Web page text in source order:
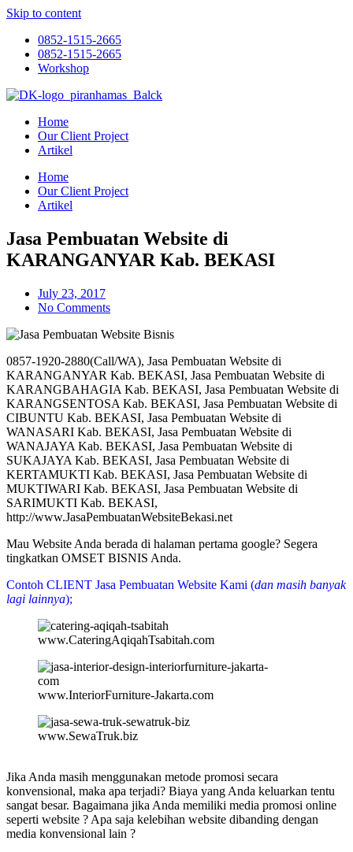
Skip to content
0852-1515-2665
0852-1515-2665
Workshop
Home
Our Client Project
Artikel
Home
Our Client Project
Artikel
Jasa Pembuatan Website di
KARANGANYAR Kab. BEKASI
July 23, 2017
No Comments
0857-1920-2880(Call/WA), Jasa Pembuatan Website di
KARANGANYAR Kab. BEKASI, Jasa Pembuatan Website di
KARANGBAHAGIA Kab. BEKASI, Jasa Pembuatan Website di
KARANGSENTOSA Kab. BEKASI, Jasa Pembuatan Website di
CIBUNTU Kab. BEKASI, Jasa Pembuatan Website di
WANASARI Kab. BEKASI, Jasa Pembuatan Website di
WANAJAYA Kab. BEKASI, Jasa Pembuatan Website di
SUKAJAYA Kab. BEKASI, Jasa Pembuatan Website di
KERTAMUKTI Kab. BEKASI, Jasa Pembuatan Website di
MUKTIWARI Kab. BEKASI, Jasa Pembuatan Website di
SARIMUKTI Kab. BEKASI,
http://www.JasaPembuatanWebsiteBekasi.net
Mau Website Anda berada di halaman pertama google? Segera
tingkatkan OMSET BISNIS Anda.
Contoh CLIENT Jasa Pembuatan Website Kami (dan masih banyak
lagi lainnya);
www.CateringAqiqahTsabitah.com
www.InteriorFurniture-Jakarta.com
www.SewaTruk.biz
Jika Anda masih menggunakan metode promosi secara
konvensional, maka apa terjadi? Biaya yang Anda keluarkan tentu
sangat besar. Bagaimana jika Anda memiliki media promosi online
seperti website ? Apa saja kelebihan website dibanding dengan
media konvensional lain ?